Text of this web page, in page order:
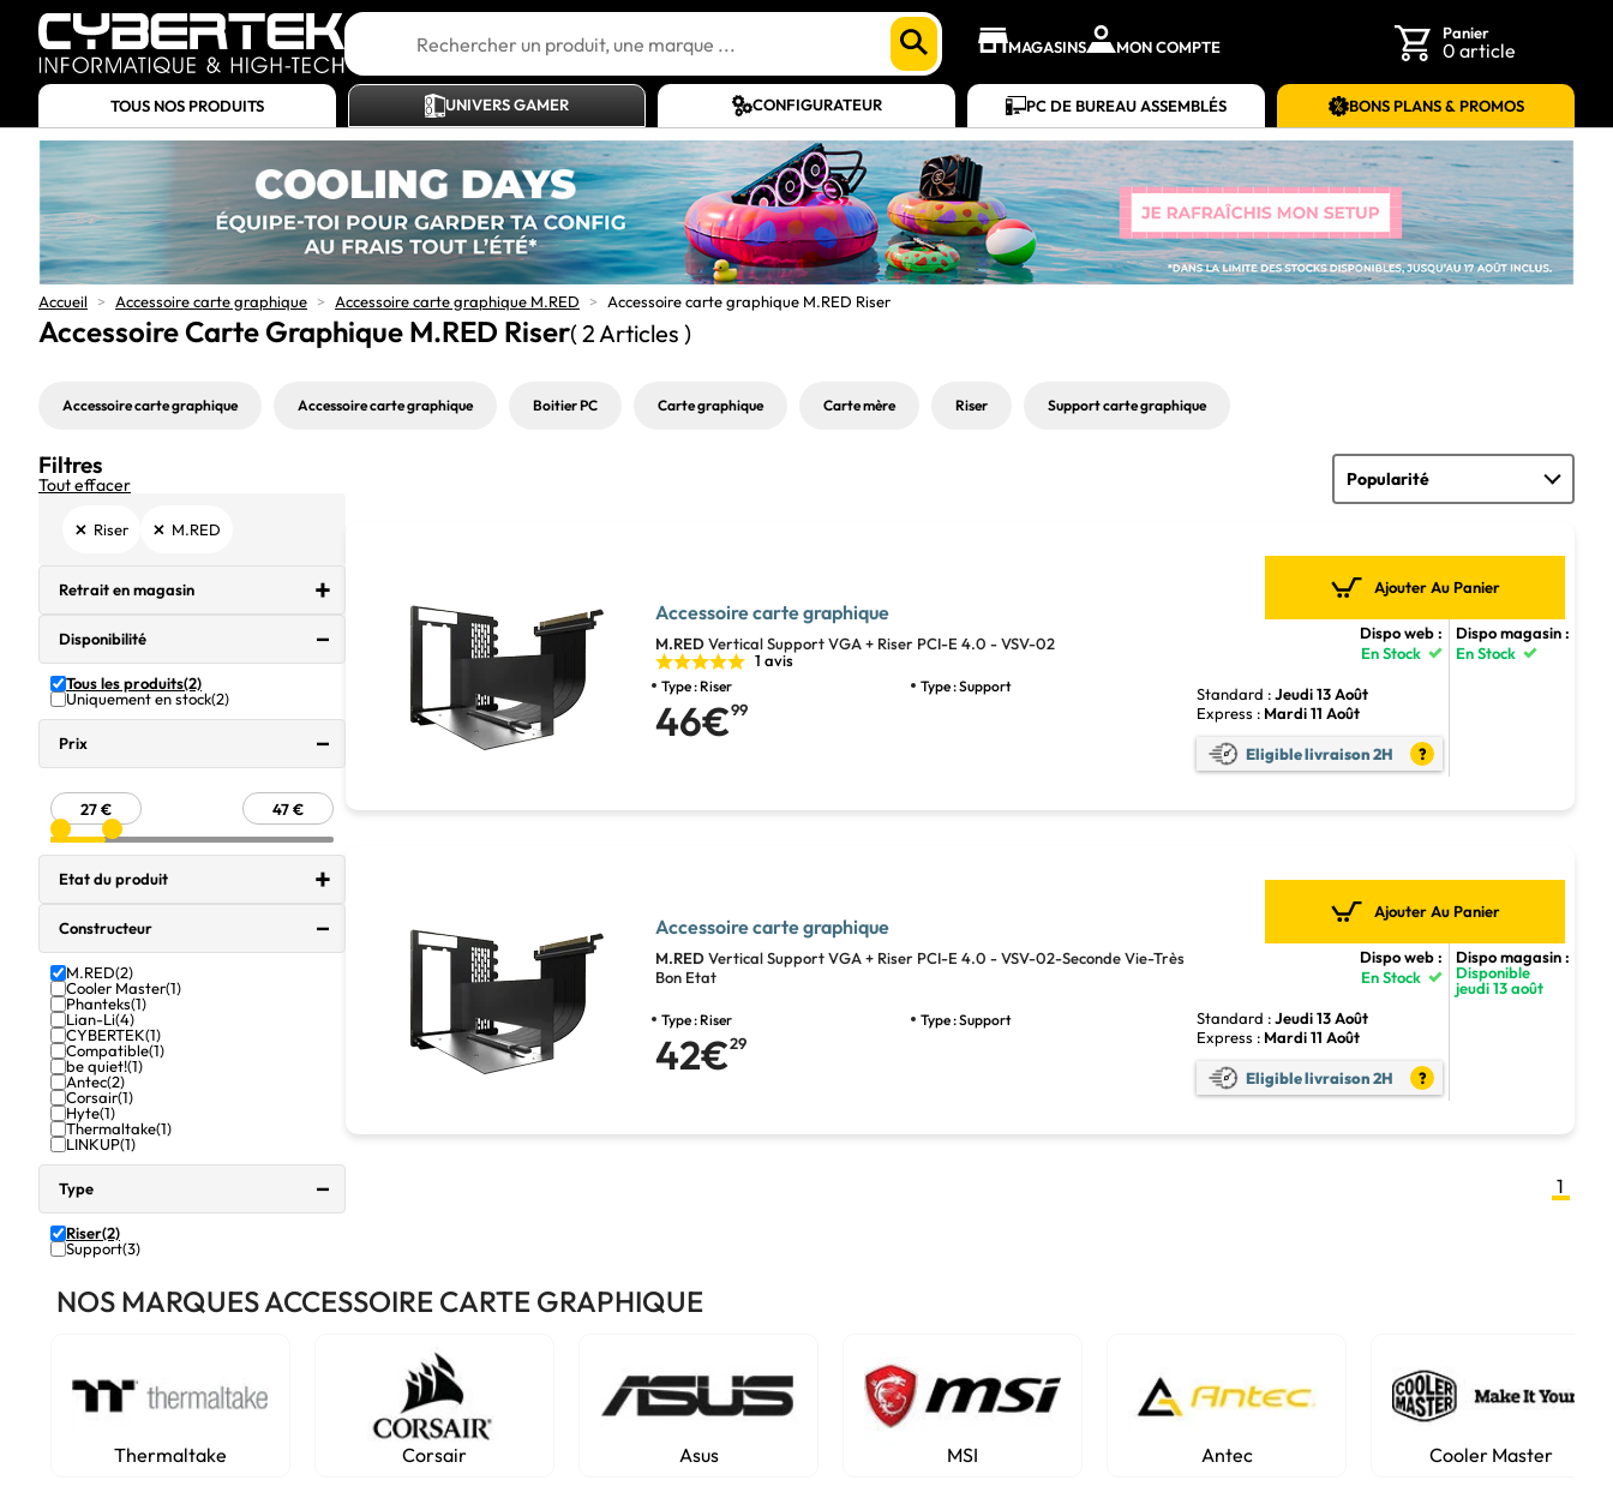
MAGASINS MON COMPTE
Panier
0 article
TOUS NOS PRODUITS UNIVERS GAMER CONFIGURATEUR PC DE BUREAU ASSEMBLÉS BONS PLANS & PROMOS
Accueil > Accessoire carte graphique > Accessoire carte graphique M.RED > Accessoire carte graphique M.RED Riser
Accessoire Carte Graphique M.RED Riser( 2 Articles )
Accessoire carte graphique Accessoire carte graphique Boitier PC Carte graphique Carte mère Riser Support carte graphique
Filtres
Tout effacer
× Riser × M.RED
Retrait en magasin
Disponibilité
Tous les produits(2)
Uniquement en stock(2)
Prix
Etat du produit
Constructeur
M.RED(2)
Cooler Master(1)
Phanteks(1)
Lian-Li(4)
CYBERTEK(1)
Compatible(1)
be quiet!(1)
Antec(2)
Corsair(1)
Hyte(1)
Thermaltake(1)
LINKUP(1)
Type
Riser(2)
Support(3)
Accessoire carte graphique
M.REDVertical Support VGA + Riser PCI-E 4.0 - VSV-02
1 avis
Type : Riser Type : Support
46€99
Ajouter Au Panier
Dispo web :
En Stock
Standard : Jeudi 13 Août
Express : Mardi 11 Août
Eligible livraison 2H ?
Dispo magasin :
En Stock
Accessoire carte graphique
M.REDVertical Support VGA + Riser PCI-E 4.0 - VSV-02-Seconde Vie-Très
Bon Etat
Type : Riser Type : Support
42€29
Ajouter Au Panier
Dispo web :
En Stock
Standard : Jeudi 13 Août
Express : Mardi 11 Août
Eligible livraison 2H ?
Dispo magasin :
Disponible
jeudi 13 août
1
NOS MARQUES ACCESSOIRE CARTE GRAPHIQUE
Thermaltake Corsair Asus MSI Antec Cooler Master